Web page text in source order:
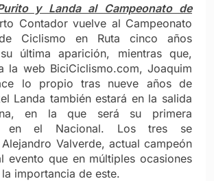
y Landa al Campeonato de
Contador vuelve al Campeonato
Ciclismo en Ruta cinco años
última aparición, mientras que,
la web BiciCiclismo.com, Joaquim
lo propio tras nueve años de
Landa también estará en la salida
en la que será su primera
en el Nacional. Los tres se
Valverde, actual campeón
evento que en múltiples ocasiones
importancia de este.